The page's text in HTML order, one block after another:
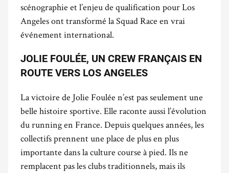
scénographie et l’enjeu de qualification pour Los
Angeles ont transformé la Squad Race en vrai
événement international.
JOLIE FOULÉE, UN CREW FRANÇAIS EN
ROUTE VERS LOS ANGELES
La victoire de Jolie Foulée n’est pas seulement une
belle histoire sportive. Elle raconte aussi l’évolution
du running en France. Depuis quelques années, les
collectifs prennent une place de plus en plus
importante dans la culture course à pied. Ils ne
remplacent pas les clubs traditionnels, mais ils